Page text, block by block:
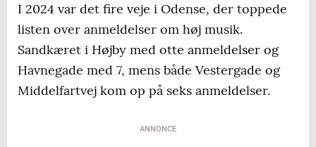
I 2024 var det fire veje i Odense, der toppede
listen over anmeldelser om høj musik.
Sandkæret i Højby med otte anmeldelser og
Havnegade med 7, mens både Vestergade og
Middelfartvej kom op på seks anmeldelser.
ANNONCE